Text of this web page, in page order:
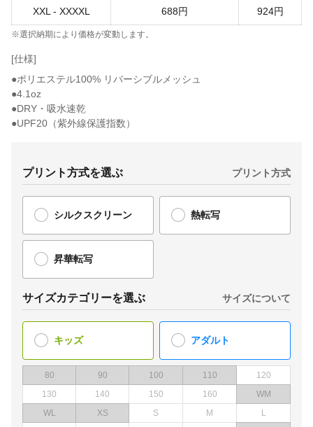
XXL - XXXXL 688円 924円
※選択納期により価格が変動します。
[仕様]
●ポリエステル100% リバーシブルメッシュ
●4.1oz
●DRY・吸水速乾
●UPF20（紫外線保護指数）
プリント方式を選ぶ プリント方式
シルクスクリーン 熱転写
昇華転写
サイズカテゴリーを選ぶ サイズについて
キッズ アダルト
80 90 100 110
120
130
140 150 160
WM
WL
XS S M
L